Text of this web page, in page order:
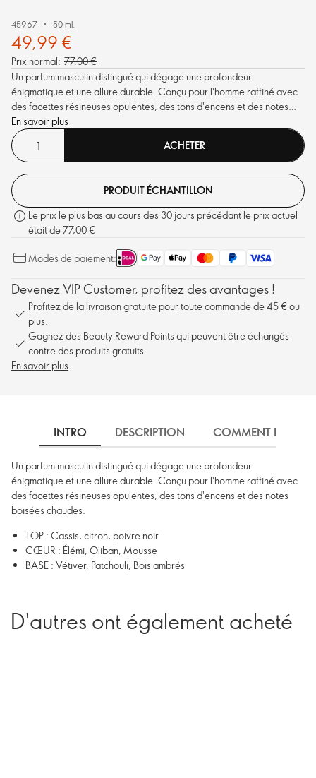
45967 50 ml.
49,99 €
Prix normal: 77,00 €
Un parfum masculin distingué qui dégage une profondeur
énigmatique et une allure durable. Conçu pour l'homme raffiné avec
des facettes résineuses opulentes, des tons d'encens et des notes
boisées chaudes.
En savoir plus
ACHETER
PRODUIT ÉCHANTILLON
Le prix le plus bas au cours des 30 jours précédant le prix actuel
était de 77,00 €
Modes de paiement:
Devenez VIP Customer, profitez des avantages !
Profitez de la livraison gratuite pour toute commande de 45 € ou
plus.
Gagnez des Beauty Reward Points qui peuvent être échangés
contre des produits gratuits
En savoir plus
INTRO DESCRIPTION COMMENT
Un parfum masculin distingué qui dégage une profondeur
énigmatique et une allure durable. Conçu pour l'homme raffiné avec
des facettes résineuses opulentes, des tons d'encens et des notes
boisées chaudes.
TOP : Cassis, citron, poivre noir
CŒUR : Élémi, Oliban, Mousse
BASE : Vétiver, Patchouli, Bois ambrés
D'autres ont également acheté